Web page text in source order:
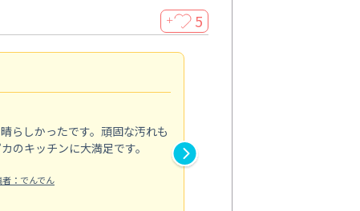
＋ 5
らしかったです。頑固な汚れも
のキッチンに大満足です。
者：でんでん